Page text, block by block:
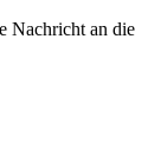
Nachricht an die